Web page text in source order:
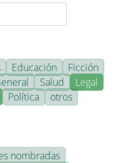
Educación
Ficción
Salud
Legal
Política otros
nombradas